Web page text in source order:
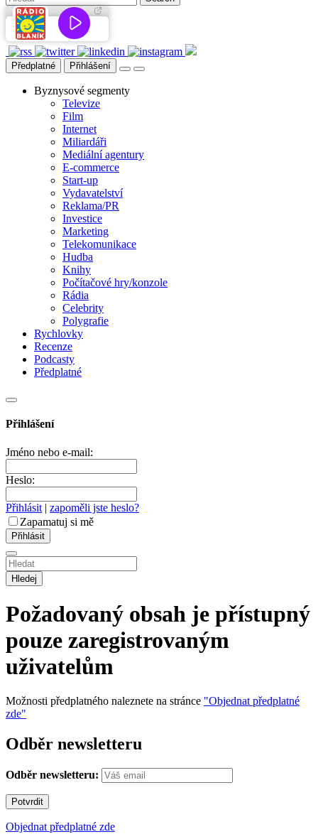
Předplatné Přihlášení
Byznysové segmenty
Televize
Film
Internet
Miliardáři
Mediální agentury
E-commerce
Start-up
Vydavatelství
Reklama/PR
Investice
Marketing
Telekomunikace
Hudba
Knihy
Počítačové hry/konzole
Rádia
Celebrity
Polygrafie
Rychlovky
Recenze
Podcasty
Předplatné
Přihlášení
Jméno nebo e-mail:
Heslo:
Přihlásit | zapoměli jste heslo?
Zapamatuj si mě
Hledej
Požadovaný obsah je přístupný
pouze zaregistrovaným
uživatelům
Možnosti předplatného naleznete na stránce "Objednat předplatné
zde"
Odběr newsletteru
Odběr newsletteru:
Objednat předplatné zde